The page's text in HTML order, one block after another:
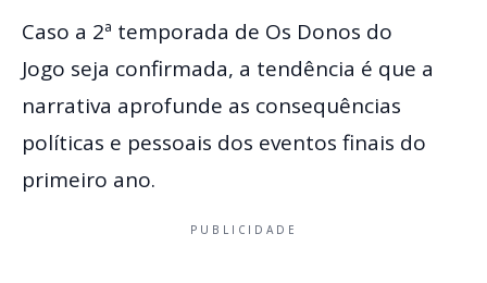
Caso a 2ª temporada de Os Donos do
Jogo seja confirmada, a tendência é que a
narrativa aprofunde as consequências
políticas e pessoais dos eventos finais do
primeiro ano.
PUBLICIDADE